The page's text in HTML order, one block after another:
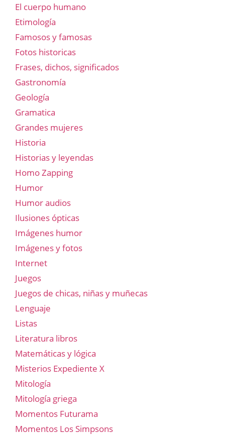
El cuerpo humano
Etimología
Famosos y famosas
Fotos historicas
Frases, dichos, significados
Gastronomía
Geología
Gramatica
Grandes mujeres
Historia
Historias y leyendas
Homo Zapping
Humor
Humor audios
Ilusiones ópticas
Imágenes humor
Imágenes y fotos
Internet
Juegos
Juegos de chicas, niñas y muñecas
Lenguaje
Listas
Literatura libros
Matemáticas y lógica
Misterios Expediente X
Mitología
Mitología griega
Momentos Futurama
Momentos Los Simpsons